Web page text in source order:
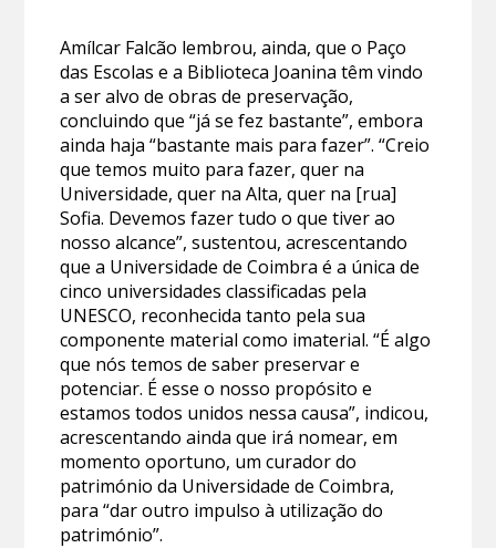
Amílcar Falcão lembrou, ainda, que o Paço
das Escolas e a Biblioteca Joanina têm vindo
a ser alvo de obras de preservação,
concluindo que “já se fez bastante”, embora
ainda haja “bastante mais para fazer”. “Creio
que temos muito para fazer, quer na
Universidade, quer na Alta, quer na [rua]
Sofia. Devemos fazer tudo o que tiver ao
nosso alcance”, sustentou, acrescentando
que a Universidade de Coimbra é a única de
cinco universidades classificadas pela
UNESCO, reconhecida tanto pela sua
componente material como imaterial. “É algo
que nós temos de saber preservar e
potenciar. É esse o nosso propósito e
estamos todos unidos nessa causa”, indicou,
acrescentando ainda que irá nomear, em
momento oportuno, um curador do
património da Universidade de Coimbra,
para “dar outro impulso à utilização do
património”.